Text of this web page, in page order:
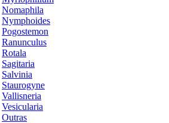
Nomaphila
Nymphoides
Pogostemon
Ranunculus
Rotala
Sagitaria
Salvinia
Staurogyne
Vallisneria
Vesicularia
Outras